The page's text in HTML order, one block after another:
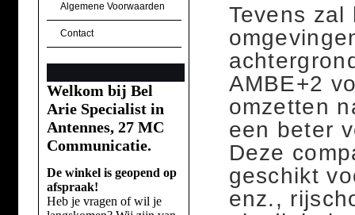
Algemene Voorwaarden
Contact
Welkom bij Bel
Arie Specialist in
Antennes, 27 MC
Communicatie.
De winkel is geopend op
afspraak!
Heb je vragen of wil je
Tevens
AMBE+2
omzetten
een beter
Deze
geschikt
enz.,